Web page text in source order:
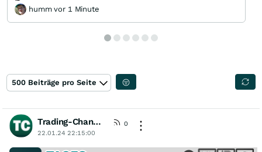
humm vor 1 Minute
500 Beiträge pro Seite
Trading-Chancen [wO]
0
22.01.24 22:15:00